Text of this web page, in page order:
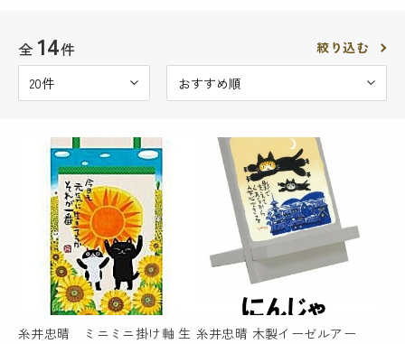
全 14件 絞り込む
糸井忠晴 ミニミニ掛け軸 生
糸井忠晴 木製イーゼルアー